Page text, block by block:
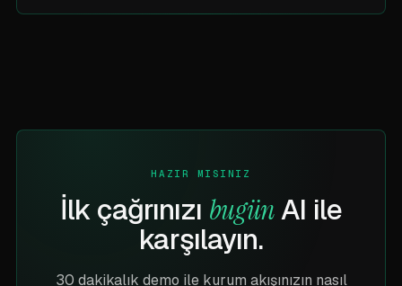
HAZIR MISINIZ
İlk çağrınızı bugünAI ile
karşılayın.
30 dakikalık demo ile kurum akışınızın nasıl